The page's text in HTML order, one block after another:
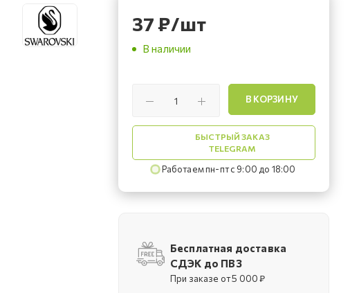
37₽/шт
В наличии
В КОРЗИНУ
БЫСТРЫЙ ЗАКАЗ
TELEGRAM
Работаем пн-пт с 9:00 до 18:00
Бесплатная доставка
СДЭК до ПВЗ
При заказе от 5 000 ₽